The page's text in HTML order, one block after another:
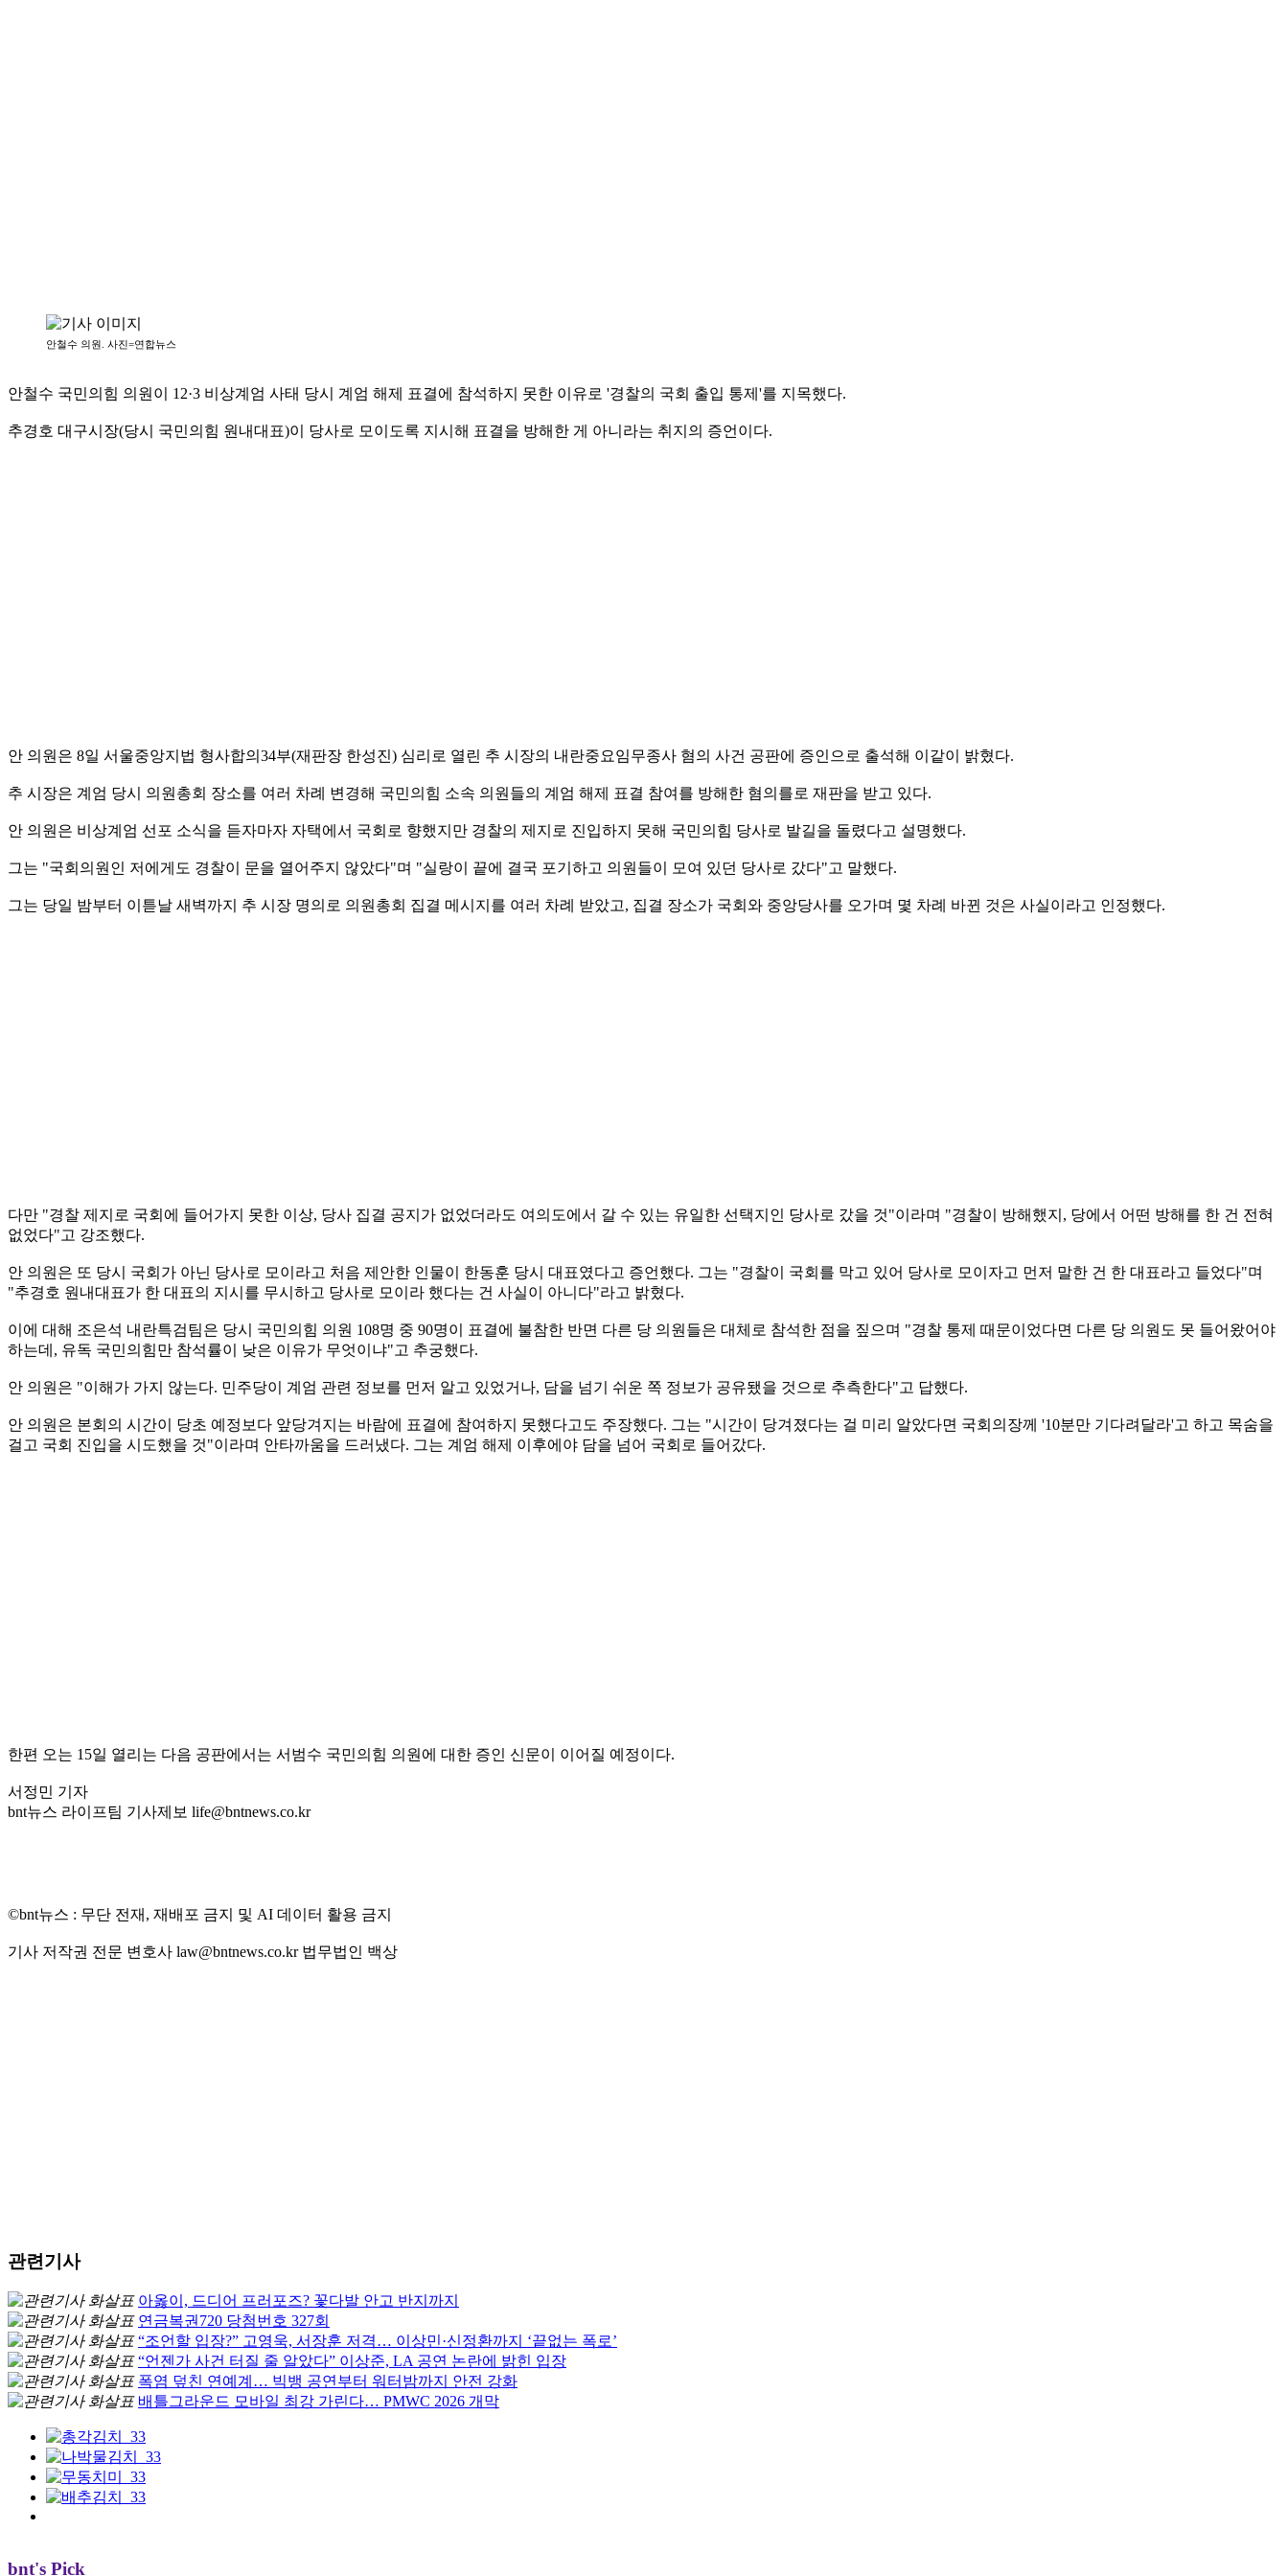
안철수 의원. 사진=연합뉴스
안철수 국민의힘 의원이 12·3 비상계엄 사태 당시 계엄 해제 표결에 참석하지 못한 이유로 '경찰의 국회 출입 통제'를 지목했다.
추경호 대구시장(당시 국민의힘 원내대표)이 당사로 모이도록 지시해 표결을 방해한 게 아니라는 취지의 증언이다.
안 의원은 8일 서울중앙지법 형사합의34부(재판장 한성진) 심리로 열린 추 시장의 내란중요임무종사 혐의 사건 공판에 증인으로 출석해 이같이 밝혔다.
추 시장은 계엄 당시 의원총회 장소를 여러 차례 변경해 국민의힘 소속 의원들의 계엄 해제 표결 참여를 방해한 혐의를로 재판을 받고 있다.
안 의원은 비상계엄 선포 소식을 듣자마자 자택에서 국회로 향했지만 경찰의 제지로 진입하지 못해 국민의힘 당사로 발길을 돌렸다고 설명했다.
그는 "국회의원인 저에게도 경찰이 문을 열어주지 않았다"며 "실랑이 끝에 결국 포기하고 의원들이 모여 있던 당사로 갔다"고 말했다.
그는 당일 밤부터 이튿날 새벽까지 추 시장 명의로 의원총회 집결 메시지를 여러 차례 받았고, 집결 장소가 국회와 중앙당사를 오가며 몇 차례 바뀐 것은 사실이라고 인정했다.
다만 "경찰 제지로 국회에 들어가지 못한 이상, 당사 집결 공지가 없었더라도 여의도에서 갈 수 있는 유일한 선택지인 당사로 갔을 것"이라며 "경찰이 방해했지, 당에서 어떤 방해를 한 건 전혀
없었다"고 강조했다.
안 의원은 또 당시 국회가 아닌 당사로 모이라고 처음 제안한 인물이 한동훈 당시 대표였다고 증언했다. 그는 "경찰이 국회를 막고 있어 당사로 모이자고 먼저 말한 건 한 대표라고 들었다"며
"추경호 원내대표가 한 대표의 지시를 무시하고 당사로 모이라 했다는 건 사실이 아니다"라고 밝혔다.
이에 대해 조은석 내란특검팀은 당시 국민의힘 의원 108명 중 90명이 표결에 불참한 반면 다른 당 의원들은 대체로 참석한 점을 짚으며 "경찰 통제 때문이었다면 다른 당 의원도 못 들어왔어야
하는데, 유독 국민의힘만 참석률이 낮은 이유가 무엇이냐"고 추궁했다.
안 의원은 "이해가 가지 않는다. 민주당이 계엄 관련 정보를 먼저 알고 있었거나, 담을 넘기 쉬운 쪽 정보가 공유됐을 것으로 추측한다"고 답했다.
안 의원은 본회의 시간이 당초 예정보다 앞당겨지는 바람에 표결에 참여하지 못했다고도 주장했다. 그는 "시간이 당겨졌다는 걸 미리 알았다면 국회의장께 '10분만 기다려달라'고 하고 목숨을
걸고 국회 진입을 시도했을 것"이라며 안타까움을 드러냈다. 그는 계엄 해제 이후에야 담을 넘어 국회로 들어갔다.
한편 오는 15일 열리는 다음 공판에서는 서범수 국민의힘 의원에 대한 증인 신문이 이어질 예정이다.
서정민 기자
bnt뉴스 라이프팀 기사제보 life@bntnews.co.kr
©bnt뉴스 : 무단 전재, 재배포 금지 및 AI 데이터 활용 금지
기사 저작권 전문 변호사 law@bntnews.co.kr 법무법인 백상
관련기사
아옳이, 드디어 프러포즈? 꽃다발 안고 반지까지
연금복권720 당첨번호 327회
“조언할 입장?” 고영욱, 서장훈 저격… 이상민·신정환까지 ‘끝없는 폭로’
“언젠가 사건 터질 줄 알았다” 이상준, LA 공연 논란에 밝힌 입장
폭염 덮친 연예계… 빅뱅 공연부터 워터밤까지 안전 강화
배틀그라운드 모바일 최강 가린다… PMWC 2026 개막
bnt's Pick